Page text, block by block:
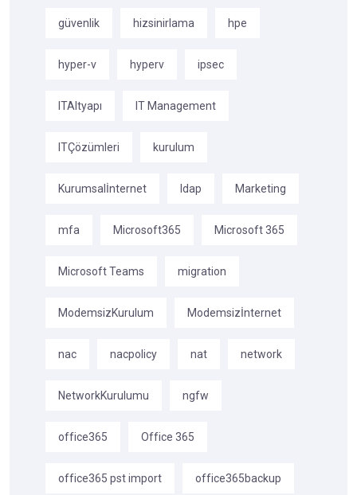
güvenlik hizsinirlama hpe
hyper-v hyperv ipsec
ITAltyapı IT Management
ITÇözümleri kurulum
Kurumsalİnternet ldap Marketing
mfa Microsoft365 Microsoft 365
Microsoft Teams migration
ModemsizKurulum Modemsizİnternet
nac nacpolicy nat network
NetworkKurulumu ngfw
office365 Office 365
office365 pst import office365backup